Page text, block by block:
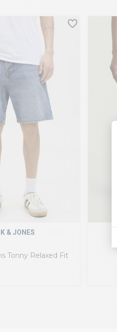
Tonny Relaxed Fit
& JONES